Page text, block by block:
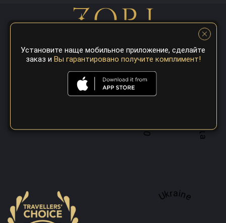
A top 100 best steaks restaurant in
Ukraine
Установите наще мобильное приложение, сделайте
заказ и Вы гарантировано получите комплимент!